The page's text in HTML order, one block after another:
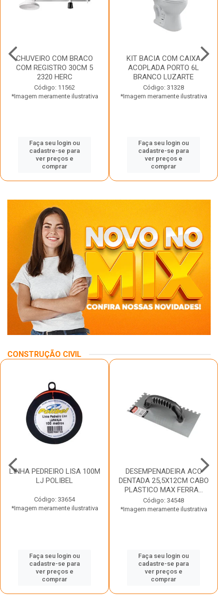
CHUVEIRO COM BRACO
COM REGISTRO 30CM 5
2320 HERC
Código: 11562
*Imagem meramente ilustrativa
Faça seu login ou
cadastre-se para
ver preços e
comprar
KIT BACIA COM CAIXA
ACOPLADA PORTO 6L
BRANCO LUZARTE
Código: 31328
*Imagem meramente ilustrativa
Faça seu login ou
cadastre-se para
ver preços e
comprar
CONSTRUÇÃO CIVIL
LINHA PEDREIRO LISA 100M
LJ POLIBEL
Código: 33654
*Imagem meramente ilustrativa
Faça seu login ou
cadastre-se para
ver preços e
comprar
DESEMPENADEIRA ACO
DENTADA 25,5X12CM CABO
PLASTICO MAX FERRA...
Código: 34548
*Imagem meramente ilustrativa
Faça seu login ou
cadastre-se para
ver preços e
comprar